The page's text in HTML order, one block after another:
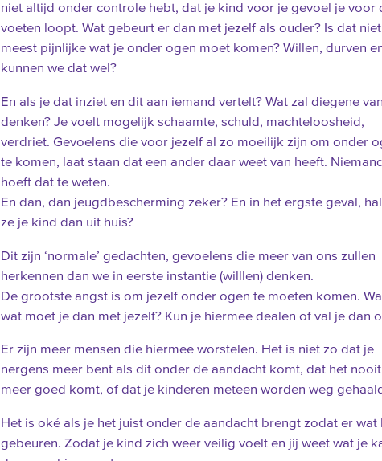
niet altijd onder controle hebt, dat je kind voor je gevoel je voor
voeten loopt. Wat gebeurt er dan met jezelf als ouder? Is dat
meest pijnlijke wat je onder ogen moet komen? Willen, durven
kunnen we dat wel?
En als je dat inziet en dit aan iemand vertelt? Wat zal diegene
denken? Je voelt mogelijk schaamte, schuld, machteloosheid,
verdriet. Gevoelens die voor jezelf al zo moeilijk zijn om onder
te komen, laat staan dat een ander daar weet van heeft. Niemand
hoeft dat te weten.
En dan, dan jeugdbescherming zeker? En in het ergste geval,
ze je kind dan uit huis?
Dit zijn ‘normale’ gedachten, gevoelens die meer van ons zullen
herkennen dan we in eerste instantie (willlen) denken.
De grootste angst is om jezelf onder ogen te moeten komen.
wat moet je dan met jezelf? Kun je hiermee dealen of val je dan
Er zijn meer mensen die hiermee worstelen. Het is niet zo dat je
nergens meer bent als dit onder de aandacht komt, dat het nooit
meer goed komt, of dat je kinderen meteen worden weg
Het is oké als je het juist onder de aandacht brengt zodat er wat
gebeuren. Zodat je kind zich weer veilig voelt en jij weet wat je